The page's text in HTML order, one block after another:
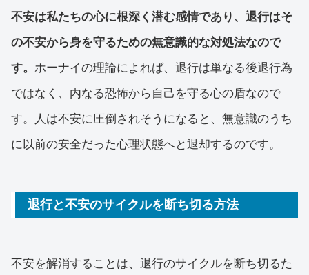
不安は私たちの心に根深く潜む感情であり、退行はそ
の不安から身を守るための無意識的な対処法なので
す。 ホーナイの理論によれば、退行は単なる後退行為
ではなく、内なる恐怖から自己を守る心の盾なので
す。人は不安に圧倒されそうになると、無意識のうち
に以前の安全だった心理状態へと退却するのです。
退行と不安のサイクルを断ち切る方法
不安を解消することは、退行のサイクルを断ち切るた